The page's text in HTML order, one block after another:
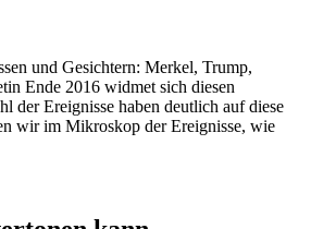
und Gesichtern: Merkel, Trump,
Ende 2016 widmet sich diesen
der Ereignisse haben deutlich auf diese
wir im Mikroskop der Ereignisse, wie